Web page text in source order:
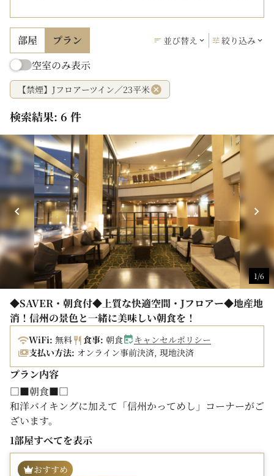
部屋 プラン 並び替え 絞り込み
空室のみ表示
【禁煙】Jフロアーツイン／23平米
検索結果: 6 件
1/6
◆SAVER・朝食付◆上質な快適空間・Jフロアー◆地産地
消！信州の景色と一緒に美味しい朝食を！
WiFi: 無料 食事: 朝食
キャンセルポリシー
支払い方法: オンライン事前決済, 現地決済
プラン内容
□■朝食■□
和洋バイキングに加えて「信州かってめし」コーナーがご
ざいます。
色々なお惣菜が楽しめる信州食材にこだわった朝ごはんを
ホテル最上階にて信州の風景と共にお楽しみ下さい。
晴れた日には遠く北アルプスが臨めます。
1部屋すべてを表示
おすすめ